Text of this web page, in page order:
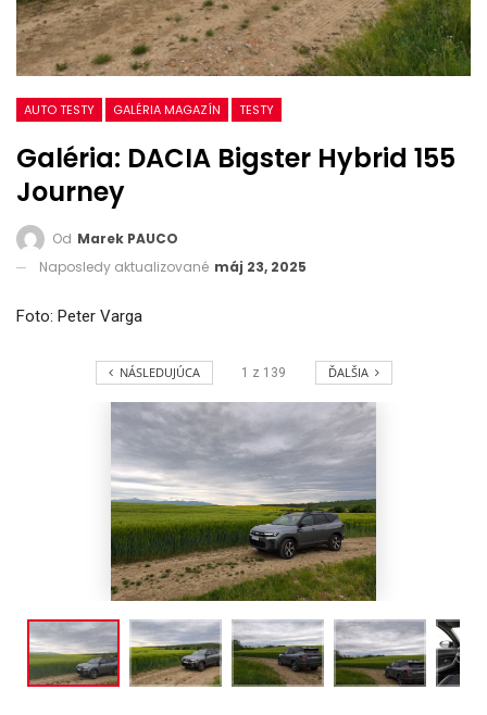
AUTO TESTY GALÉRIA MAGAZÍN TESTY
Galéria: DACIA Bigster Hybrid 155
Journey
Od Marek PAUCO
Naposledy aktualizované máj 23, 2025
Foto: Peter Varga
NÁSLEDUJÚCA 1 z 139 ĎALŠIA